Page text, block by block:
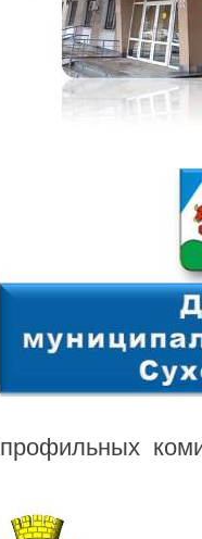
профильных